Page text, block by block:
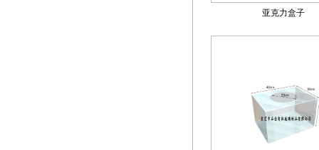
亚克力盒子